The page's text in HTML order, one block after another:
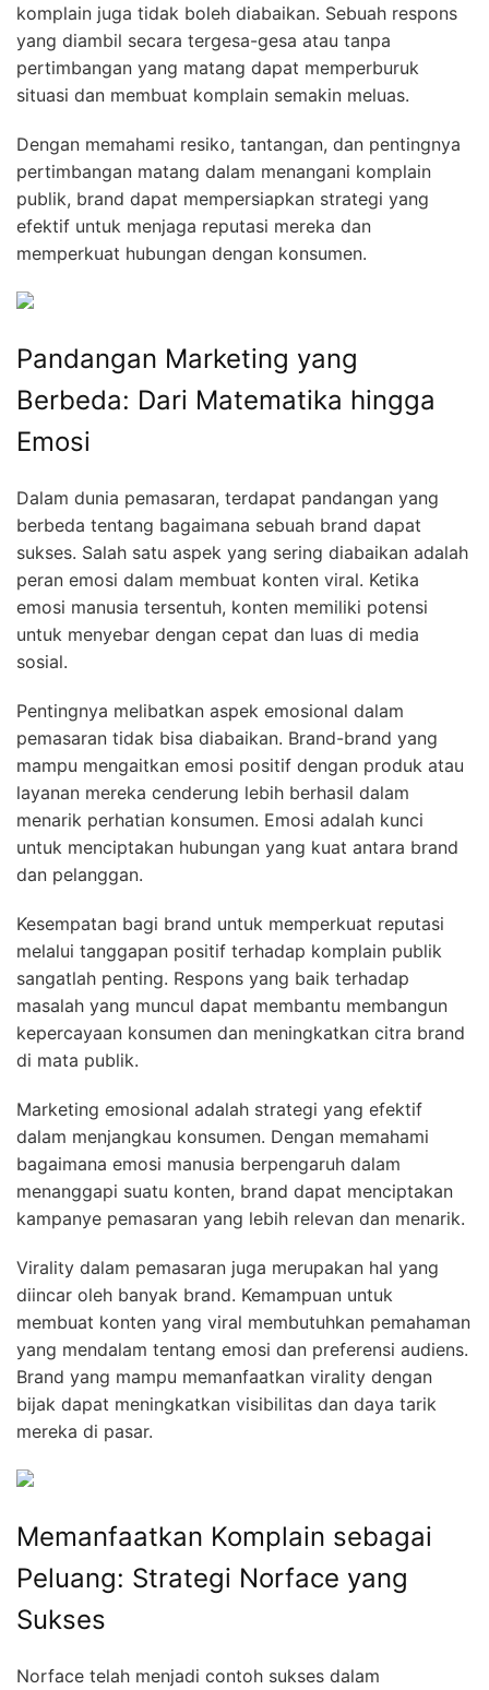
komplain juga tidak boleh diabaikan. Sebuah respons
yang diambil secara tergesa-gesa atau tanpa
pertimbangan yang matang dapat memperburuk
situasi dan membuat komplain semakin meluas.
Dengan memahami resiko, tantangan, dan pentingnya
pertimbangan matang dalam menangani komplain
publik, brand dapat mempersiapkan strategi yang
efektif untuk menjaga reputasi mereka dan
memperkuat hubungan dengan konsumen.
Pandangan Marketing yang
Berbeda: Dari Matematika hingga
Emosi
Dalam dunia pemasaran, terdapat pandangan yang
berbeda tentang bagaimana sebuah brand dapat
sukses. Salah satu aspek yang sering diabaikan adalah
peran emosi dalam membuat konten viral. Ketika
emosi manusia tersentuh, konten memiliki potensi
untuk menyebar dengan cepat dan luas di media
sosial.
Pentingnya melibatkan aspek emosional dalam
pemasaran tidak bisa diabaikan. Brand-brand yang
mampu mengaitkan emosi positif dengan produk atau
layanan mereka cenderung lebih berhasil dalam
menarik perhatian konsumen. Emosi adalah kunci
untuk menciptakan hubungan yang kuat antara brand
dan pelanggan.
Kesempatan bagi brand untuk memperkuat reputasi
melalui tanggapan positif terhadap komplain publik
sangatlah penting. Respons yang baik terhadap
masalah yang muncul dapat membantu membangun
kepercayaan konsumen dan meningkatkan citra brand
di mata publik.
Marketing emosional adalah strategi yang efektif
dalam menjangkau konsumen. Dengan memahami
bagaimana emosi manusia berpengaruh dalam
menanggapi suatu konten, brand dapat menciptakan
kampanye pemasaran yang lebih relevan dan menarik.
Virality dalam pemasaran juga merupakan hal yang
diincar oleh banyak brand. Kemampuan untuk
membuat konten yang viral membutuhkan pemahaman
yang mendalam tentang emosi dan preferensi audiens.
Brand yang mampu memanfaatkan virality dengan
bijak dapat meningkatkan visibilitas dan daya tarik
mereka di pasar.
Memanfaatkan Komplain sebagai
Peluang: Strategi Norface yang
Sukses
Norface telah menjadi contoh sukses dalam